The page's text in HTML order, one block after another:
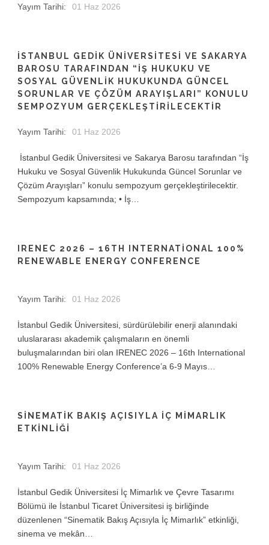
Yayım Tarihi: 01 Haz 2026
İSTANBUL GEDIK ÜNIVERSITESI VE SAKARYA
BAROSU TARAFINDAN “İŞ HUKUKU VE
SOSYAL GÜVENLIK HUKUKUNDA GÜNCEL
SORUNLAR VE ÇÖZÜM ARAYIŞLARI” KONULU
SEMPOZYUM GERÇEKLEŞTIRILECEKTIR
Yayım Tarihi: 01 Haz 2026
İstanbul Gedik Üniversitesi ve Sakarya Barosu tarafından “İş
Hukuku ve Sosyal Güvenlik Hukukunda Güncel Sorunlar ve
Çözüm Arayışları” konulu sempozyum gerçekleştirilecektir.
Sempozyum kapsamında; • İş…
IRENEC 2026 – 16TH INTERNATIONAL 100%
RENEWABLE ENERGY CONFERENCE
Yayım Tarihi: 01 Haz 2026
İstanbul Gedik Üniversitesi, sürdürülebilir enerji alanındaki
uluslararası akademik çalışmaların en önemli
buluşmalarından biri olan IRENEC 2026 – 16th International
100% Renewable Energy Conference’a 6-9 Mayıs…
SINEMATIK BAKIŞ AÇISIYLA İÇ MIMARLIK
ETKINLIĞI
Yayım Tarihi: 01 Haz 2026
İstanbul Gedik Üniversitesi İç Mimarlık ve Çevre Tasarımı
Bölümü ile İstanbul Ticaret Üniversitesi iş birliğinde
düzenlenen “Sinematik Bakış Açısıyla İç Mimarlık” etkinliği,
sinema ve mekân…